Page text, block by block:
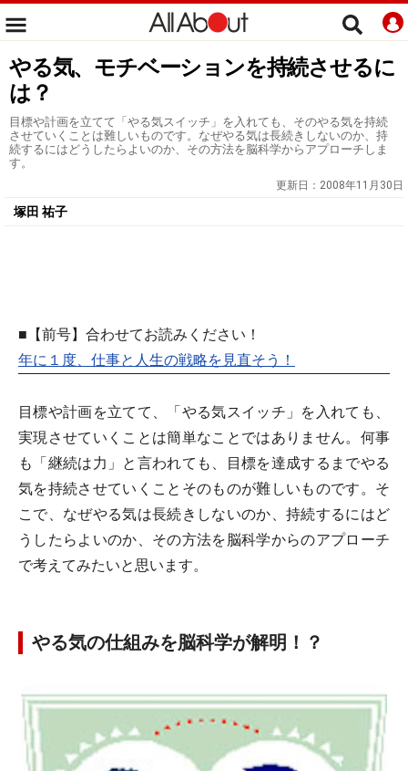
やる気、モチベーションを持続させるに
は？
目標や計画を立てて「やる気スイッチ」を入れても、そのやる気を持続
させていくことは難しいものです。なぜやる気は長続きしないのか、持
続するにはどうしたらよいのか、その方法を脳科学からアプローチしま
す。
更新日： 2008年11月30日
塚田 祐子
■【前号】合わせてお読みください！
年に１度、仕事と人生の戦略を見直そう！
目標や計画を立てて、「やる気スイッチ」を入れても、
実現させていくことは簡単なことではありません。何事
も「継続は力」と言われても、目標を達成するまでやる
気を持続させていくことそのものが難しいものです。そ
こで、なぜやる気は長続きしないのか、持続するにはど
うしたらよいのか、その方法を脳科学からのアプローチ
で考えてみたいと思います。
やる気の仕組みを脳科学が解明！？